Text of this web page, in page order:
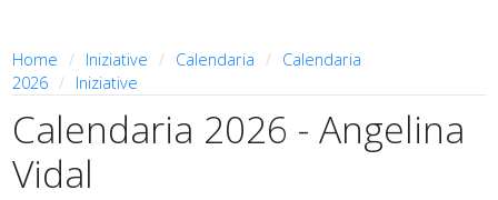
Home Iniziative Calendaria
Calendaria
2026
Iniziative
Calendaria 2026 - Angelina
Vidal